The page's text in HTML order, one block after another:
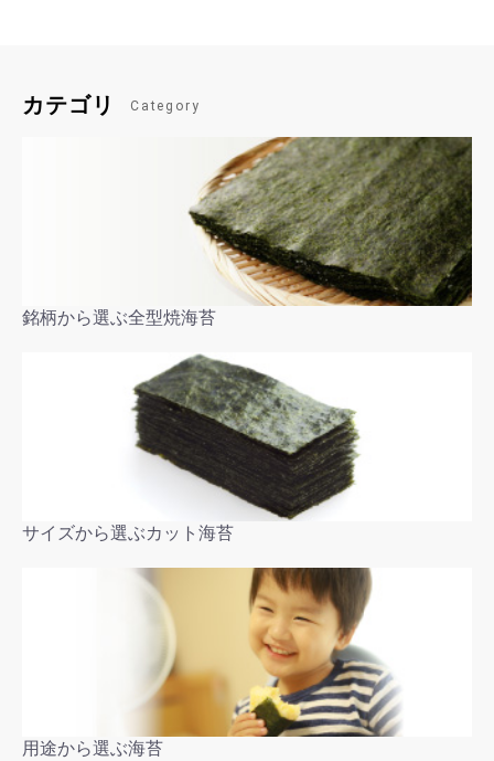
カテゴリ Category
銘柄から選ぶ全型焼海苔
サイズから選ぶカット海苔
用途から選ぶ海苔